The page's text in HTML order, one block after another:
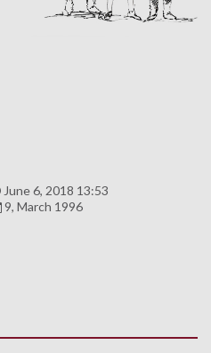
June 6, 2018 13:53
9, March 1996